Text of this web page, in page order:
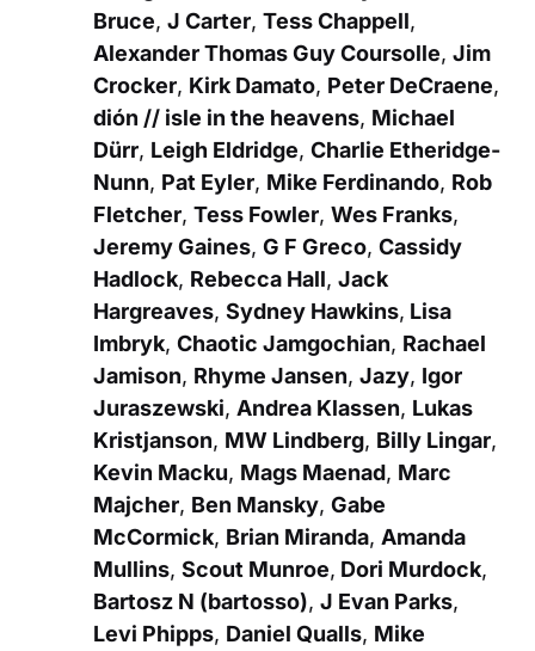
Bruce, J Carter, Tess Chappell,
Alexander Thomas Guy Coursolle, Jim
Crocker, Kirk Damato, Peter DeCraene,
dión // isle in the heavens, Michael
Dürr, Leigh Eldridge, Charlie Etheridge-
Nunn, Pat Eyler, Mike Ferdinando, Rob
Fletcher, Tess Fowler, Wes Franks,
Jeremy Gaines, G F Greco, Cassidy
Hadlock, Rebecca Hall, Jack
Hargreaves, Sydney Hawkins, Lisa
Imbryk, Chaotic Jamgochian, Rachael
Jamison, Rhyme Jansen, Jazy, Igor
Juraszewski, Andrea Klassen, Lukas
Kristjanson, MW Lindberg, Billy Lingar,
Kevin Macku, Mags Maenad, Marc
Majcher, Ben Mansky, Gabe
McCormick, Brian Miranda, Amanda
Mullins, Scout Munroe, Dori Murdock,
Bartosz N (bartosso), J Evan Parks,
Levi Phipps, Daniel Qualls, Mike